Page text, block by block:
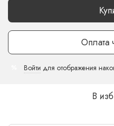
Оплата
Войти для отображения
В